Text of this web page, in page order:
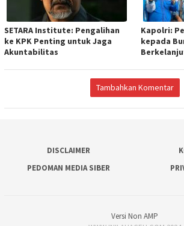
SETARA Institute: Pengalihan
ke KPK Penting untuk Jaga
Akuntabilitas
Kapolri:
kepada
Tambahkan Komentar
DISCLAIMER
PEDOMAN MEDIA SIBER
Versi Non AMP